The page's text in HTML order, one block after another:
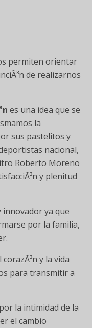
permiten orientar
de realizarnos
es una idea que se
la
sus pastelitos y
nacional,
Roberto Moreno
y plenitud
innovador ya que
por la familia,
y la vida
para transmitir a
la intimidad de la
el cambio